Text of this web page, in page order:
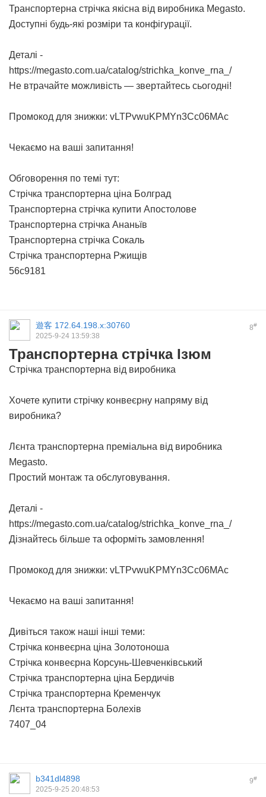
Транспортерна стрічка якісна від виробника Megasto.
Доступні будь-які розміри та конфігурації.
Деталі -
https://megasto.com.ua/catalog/strichka_konve_rna_/
Не втрачайте можливість — звертайтесь сьогодні!
Промокод для знижки: vLTPvwuKPMYn3Cc06MAc
Чекаємо на ваші запитання!
Обговорення по темі тут:
Стрічка транспортерна ціна Болград
Транспортерна стрічка купити Апостолове
Транспортерна стрічка Ананьїв
Транспортерна стрічка Сокаль
Стрічка транспортерна Ржищів
56c9181
8#
遊客 172.64.198.x:30760
2025-9-24 13:59:38
Транспортерна стрічка Ізюм
Стрічка транспортерна від виробника
Хочете купити стрічку конвеєрну напряму від
виробника?
Лєнта транспортерна преміальна від виробника
Megasto.
Простий монтаж та обслуговування.
Деталі -
https://megasto.com.ua/catalog/strichka_konve_rna_/
Дізнайтесь більше та оформіть замовлення!
Промокод для знижки: vLTPvwuKPMYn3Cc06MAc
Чекаємо на ваші запитання!
Дивіться також наші інші теми:
Стрічка конвеєрна ціна Золотоноша
Стрічка конвеєрна Корсунь-Шевченківський
Стрічка транспортерна ціна Бердичів
Стрічка транспортерна Кременчук
Лєнта транспортерна Болехів
7407_04
9#
b341dl4898
2025-9-25 20:48:53